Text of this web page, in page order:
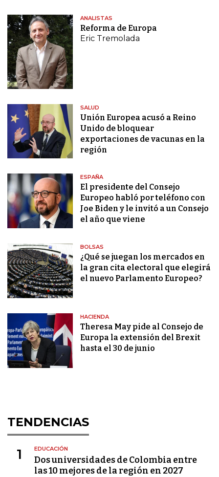
ANALISTAS
Reforma de Europa
Eric Tremolada
SALUD
Unión Europea acusó a Reino
Unido de bloquear
exportaciones de vacunas en la
región
ESPAÑA
El presidente del Consejo
Europeo habló por teléfono con
Joe Biden y le invitó a un Consejo
el año que viene
BOLSAS
¿Qué se juegan los mercados en
la gran cita electoral que elegirá
el nuevo Parlamento Europeo?
HACIENDA
Theresa May pide al Consejo de
Europa la extensión del Brexit
hasta el 30 de junio
TENDENCIAS
1 EDUCACIÓN
Dos universidades de Colombia entre
las 10 mejores de la región en 2027